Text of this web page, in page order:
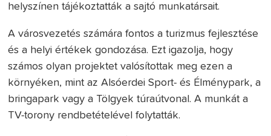
helyszínen tájékoztatták a sajtó munkatársait.
A városvezetés számára fontos a turizmus fejlesztése
és a helyi értékek gondozása. Ezt igazolja, hogy
számos olyan projektet valósítottak meg ezen a
környéken, mint az Alsóerdei Sport- és Élménypark, a
bringapark vagy a Tölgyek túraútvonal. A munkát a
TV-torony rendbetételével folytatták.